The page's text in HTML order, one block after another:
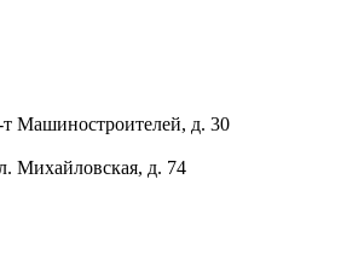
т Машиностроителей, д. 30
Михайловская, д. 74